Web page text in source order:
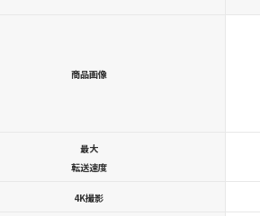
商品画像
最大
転送速度
4K撮影